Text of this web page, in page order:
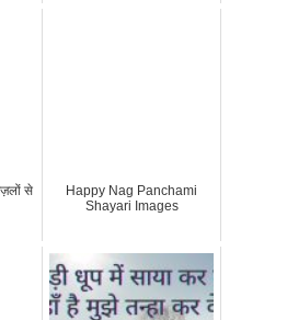
से
Happy Nag Panchami
Shayari Images